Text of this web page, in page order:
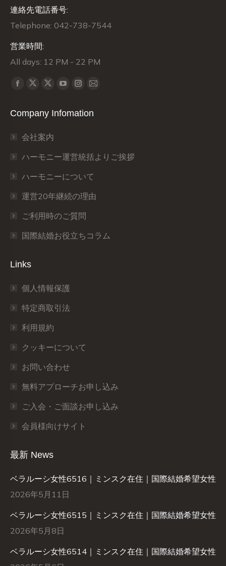
連絡先電話番号:
Telephone: 042-738-7544
営業時間:
All days: 12 PM - 22 PM
Find us on:
Facebook
opens
new
window
X
opens
new
window
X
opens
new
window
YouTube
opens
window
Instagram
opens
window
Mail
opens
window
Company Infomation
会社案内
ハーモニー運営統括よりご挨拶
ハーモニーについて
運営20年継続の理由
ご利用時のご質問
国際結婚お役立ちコラム
Links
個人情報保護
特定商取引法
利用規約
クッキーについて
お問い合わせ
無料アプローチお申し込み
ご入会・ご面談お申し込み
会員様向けサイト
最新 News
ベラルーシ女性6516｜ミンスク在住｜国際結婚希望女性
2026年5月11日
ベラルーシ女性6515｜ミンスク在住｜国際結婚希望女性
2026年5月8日
ベラルーシ女性6514｜ミンスク在住｜国際結婚希望女性